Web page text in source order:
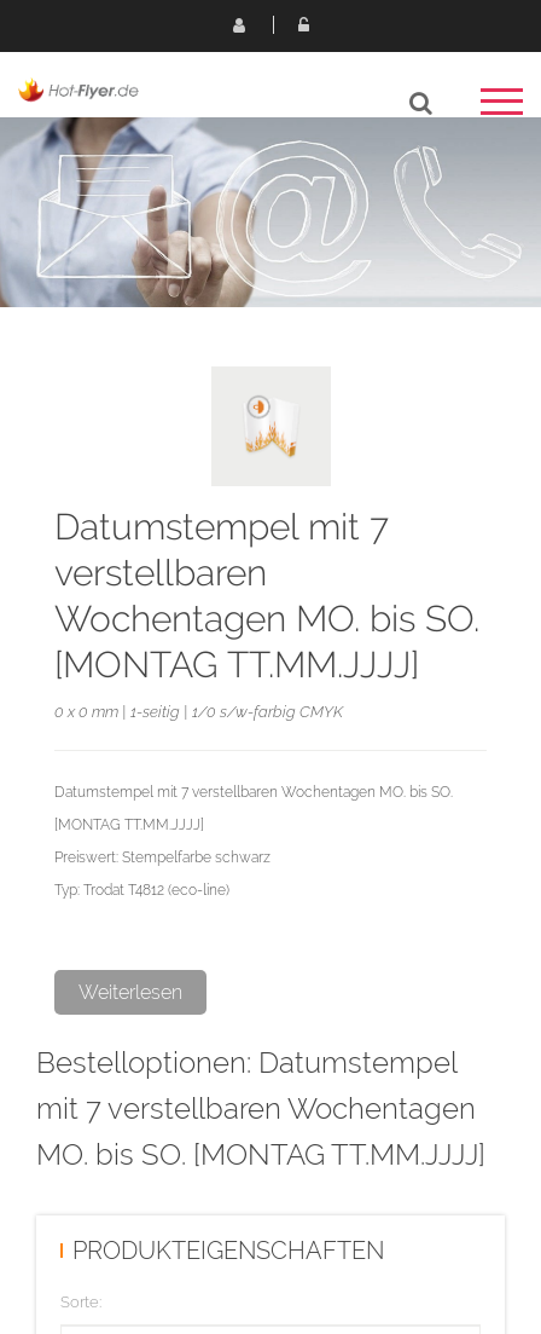
Datumstempel mit 7
verstellbaren
Wochentagen MO. bis SO.
[MONTAG TT.MM.JJJJ]
0 x 0 mm | 1-seitig | 1/0 s/w-farbig CMYK
Datumstempel mit 7 verstellbaren Wochentagen MO. bis SO.
[MONTAG TT.MM.JJJJ]
Preiswert: Stempelfarbe schwarz
Typ: Trodat T4812 (eco-line)
Weiterlesen
Bestelloptionen: Datumstempel
mit 7 verstellbaren Wochentagen
MO. bis SO. [MONTAG TT.MM.JJJJ]
PRODUKTEIGENSCHAFTEN
Sorte: